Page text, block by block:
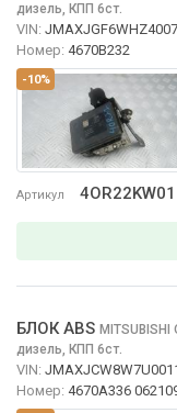
-10%
Артикул 4OR22KW01
дизель, КПП 6ст.
VIN:
Номер: 4670B232
БЛОК ABS MITSUBISHI
дизель, КПП 6ст.
VIN:
Номер: 4670A336